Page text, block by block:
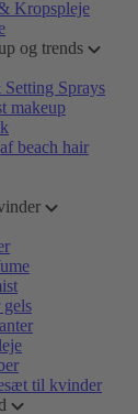
Kropspleje
og trends
Sprays
makeup
beach hair
gels
til kvinder